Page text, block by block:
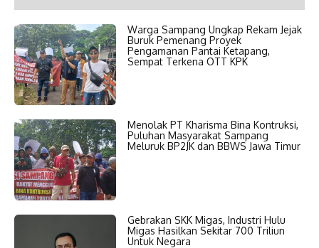
Warga Sampang Ungkap Rekam Jejak
Buruk Pemenang Proyek
Pengamanan Pantai Ketapang,
Sempat Terkena OTT KPK
Menolak PT Kharisma Bina Kontruksi,
Puluhan Masyarakat Sampang
Meluruk BP2JK dan BBWS Jawa Timur
Gebrakan SKK Migas, Industri Hulu
Migas Hasilkan Sekitar 700 Triliun
Untuk Negara